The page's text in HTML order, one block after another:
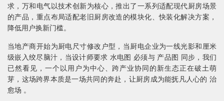
求，万和电气以技术创新为核心，推出了一系列适配现代厨房场景
的产品，重点布局适配老旧厨房改造的模块化、快装化解决方案，
降低用户换新门槛。
当地产商开始为厨电尺寸修改户型，当厨电企业为一线光影和厘米
级嵌入绞尽脑汁，当设计师要求 水电图 必须与 产品图 同步，我们
已然看见，一个以用户为中心、跨产业协同的新生态正在破土萌
芽，这场跨界本质是一场共同的奔赴，让厨房成为能抚凡人心的 治
愈场 。